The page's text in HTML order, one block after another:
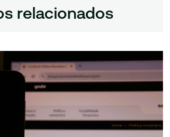
relacionados